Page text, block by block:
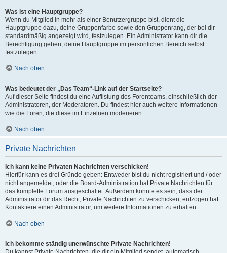
Was ist eine Hauptgruppe?
Wenn du Mitglied in mehr als einer Benutzergruppe bist, dient die
Hauptgruppe dazu, deine Gruppenfarbe sowie den Gruppenrang, der bei dir
standardmäßig angezeigt wird, festzulegen. Ein Administrator kann dir die
Berechtigung geben, deine Hauptgruppe im persönlichen Bereich selbst
festzulegen.
Nach oben
Was bedeutet der „Das Team“-Link auf der Startseite?
Auf dieser Seite findest du eine Auflistung des Forenteams, einschließlich der
Administratoren, der Moderatoren. Du findest hier auch weitere Informationen
wie die Foren, die diese im Einzelnen moderieren.
Nach oben
Private Nachrichten
Ich kann keine Privaten Nachrichten verschicken!
Hierfür kann es drei Gründe geben: Entweder bist du nicht registriert und / oder
nicht angemeldet, oder die Board-Administration hat Private Nachrichten für
das komplette Forum ausgeschaltet. Außerdem könnte es sein, dass der
Administrator dir das Recht, Private Nachrichten zu verschicken, entzogen hat.
Kontaktiere einen Administrator, um weitere Informationen zu erhalten.
Nach oben
Ich bekomme ständig unerwünschte Private Nachrichten!